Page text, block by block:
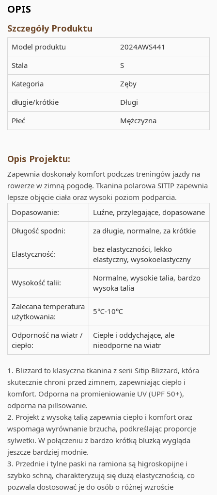
OPIS
Szczegóły Produktu
Model produktu
2024AWS441
Stala
S
Kategoria
Zęby
długie/krótkie
Długi
Płeć
Mężczyzna
Opis Projektu:
Zapewnia doskonały komfort podczas treningów jazdy na
rowerze w zimną pogodę. Tkanina polarowa SITIP zapewnia
lepsze objęcie ciała oraz wysoki poziom podparcia.
Dopasowanie:
Luźne, przylegające, dopasowane
Długość spodni:
za długie, normalne, za krótkie
Elastyczność:
bez elastyczności, lekko
elastyczny, wysokoelastyczny
Wysokość talii:
Normalne, wysokie talia, bardzo
wysoka talia
Zalecana temperatura
użytkowania:
5℃-10℃
Odporność na wiatr /
ciepło:
Ciepłe i oddychające, ale
nieodporne na wiatr
1. Blizzard to klasyczna tkanina z serii Sitip Blizzard, która
skutecznie chroni przed zimnem, zapewniając ciepło i
komfort. Odporna na promieniowanie UV (UPF 50+),
odporna na pillsowanie.
2. Projekt z wysoką talią zapewnia ciepło i komfort oraz
wspomaga wyrównanie brzucha, podkreślając proporcje
sylwetki. W połączeniu z bardzo krótką bluzką wygląda
jeszcze bardziej modnie.
3. Przednie i tylne paski na ramiona są higroskopijne i
szybko schną, charakteryzują się dużą elastycznością, co
pozwala dostosować je do osób o różnej wzroście